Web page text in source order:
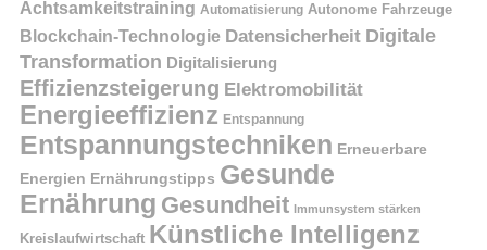
Achtsamkeitstraining Automatisierung Autonome Fahrzeuge
Blockchain-Technologie Datensicherheit Digitale
Transformation Digitalisierung
Effizienzsteigerung Elektromobilität
Energieeffizienz Entspannung
Entspannungstechniken Erneuerbare
Energien Ernährungstipps Gesunde
Ernährung Gesundheit Immunsystem stärken
Kreislaufwirtschaft Künstliche Intelligenz